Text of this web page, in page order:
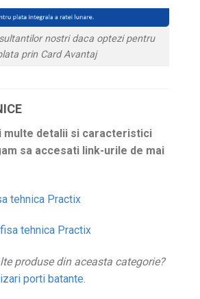
nostri daca optezi pentru
prin Card Avantaj
multe detalii si caracteristici
sa accesati link-urile de mai
tehnica Practix
tehnica Practix
produse din aceasta categorie?
porti batante.